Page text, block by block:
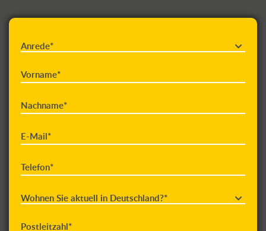
Anrede*
Vorname*
Nachname*
E-Mail*
Telefon*
Wohnen Sie aktuell in Deutschland?*
Postleitzahl*